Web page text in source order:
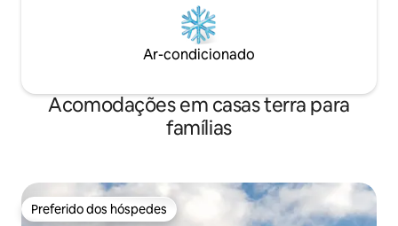
Ar-condicionado
Acomodações em casas terra para
famílias
Preferido dos hóspedes
Preferido dos hóspedes